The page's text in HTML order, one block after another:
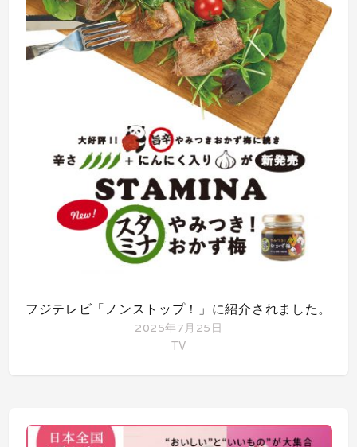
フジテレビ「ノンストップ！」に紹介されました。
2025年7月25日
TV